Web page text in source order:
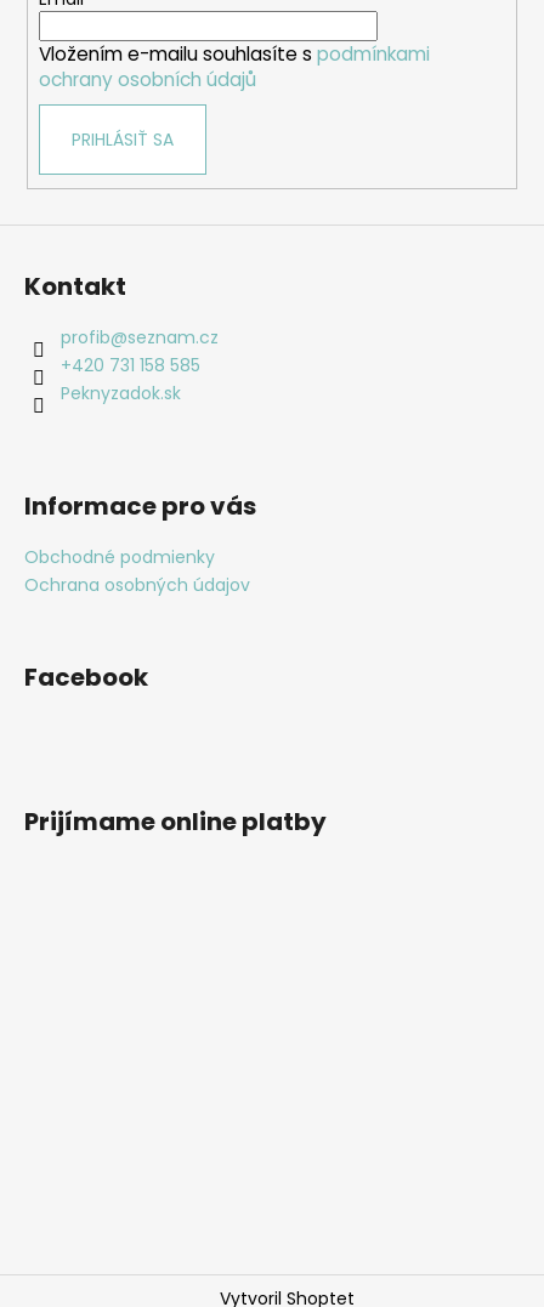
Vložením e-mailu souhlasíte s podmínkami
ochrany osobních údajů
PRIHLÁSIŤ SA
Kontakt
profib@seznam.cz
+420 731 158 585
Peknyzadok.sk
Informace pro vás
Obchodné podmienky
Ochrana osobných údajov
Facebook
Prijímame online platby
Vytvoril Shoptet